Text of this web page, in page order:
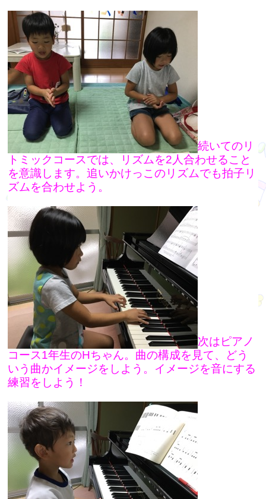
続いてのリ
トミックコースでは、リズムを2人合わせること
を意識します。追いかけっこのリズムでも拍子リ
ズムを合わせよう。
次はピアノ
コース1年生のHちゃん。曲の構成を見て、どう
いう曲かイメージをしよう。イメージを音にする
練習をしよう！